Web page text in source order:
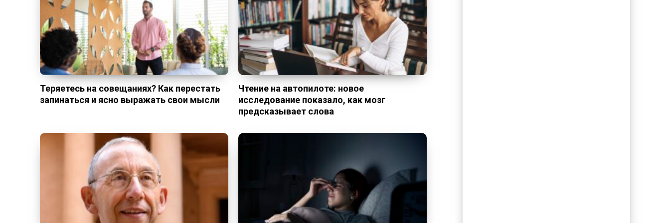
Теряетесь на совещаниях? Как перестать
запинаться и ясно выражать свои мысли
Чтение на автопилоте: новое
исследование показало, как мозг
предсказывает слова